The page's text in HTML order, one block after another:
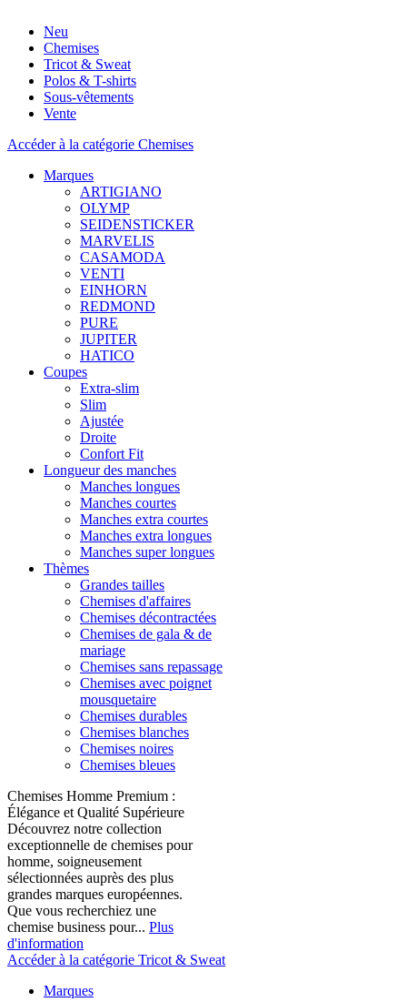
Neu
Chemises
Tricot & Sweat
Polos & T-shirts
Sous-vêtements
Vente
Accéder à la catégorie Chemises
Marques
ARTIGIANO
OLYMP
SEIDENSTICKER
MARVELIS
CASAMODA
VENTI
EINHORN
REDMOND
PURE
JUPITER
HATICO
Coupes
Extra-slim
Slim
Ajustée
Droite
Confort Fit
Longueur des manches
Manches longues
Manches courtes
Manches extra courtes
Manches extra longues
Manches super longues
Thèmes
Grandes tailles
Chemises d'affaires
Chemises décontractées
Chemises de gala & de
mariage
Chemises sans repassage
Chemises avec poignet
mousquetaire
Chemises durables
Chemises blanches
Chemises noires
Chemises bleues
Chemises Homme Premium :
Élégance et Qualité Supérieure
Découvrez notre collection
exceptionnelle de chemises pour
homme, soigneusement
sélectionnées auprès des plus
grandes marques européennes.
Que vous recherchiez une
chemise business pour... Plus
d'information
Accéder à la catégorie Tricot & Sweat
Marques